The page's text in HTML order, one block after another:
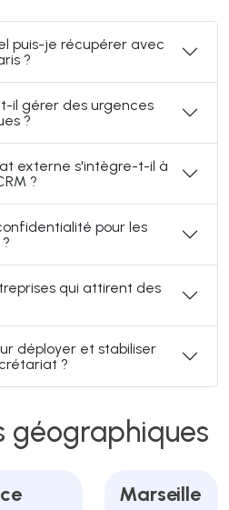
puis-je récupérer avec
?
il gérer des urgences
?
externe s'intègre-t-il à
?
pour les
qui attirent des
déployer et stabiliser
?
géographiques
Marseille